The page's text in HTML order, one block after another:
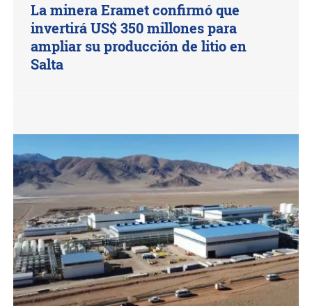
La minera Eramet confirmó que
invertirá US$ 350 millones para
ampliar su producción de litio en
Salta